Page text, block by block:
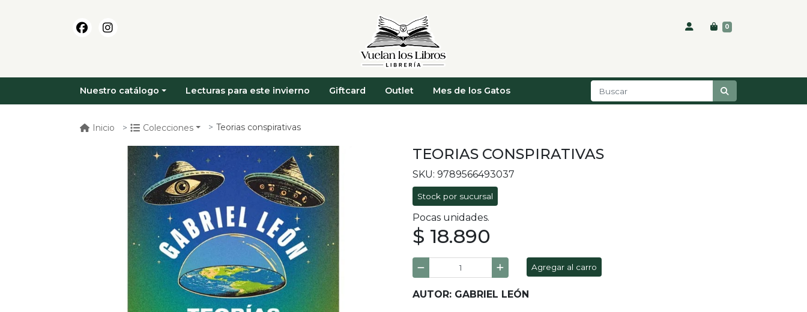
0
Nuestro catálogo Lecturas para este invierno Giftcard Outlet Mes de los Gatos
Inicio Colecciones Teorias conspirativas
TEORIAS CONSPIRATIVAS
SKU: 9789566493037
Stock por sucursal
Pocas unidades.
$ 18.890
Agregar al carro
AUTOR: GABRIEL LEÓN